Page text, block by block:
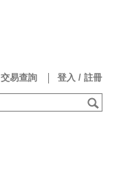
交易查詢 登入 / 註冊